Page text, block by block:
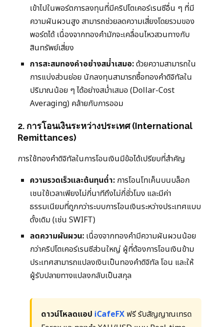
เข้าไปในพอร์ตการลงทุนที่มีคริปโตเคอร์เรนซีอื่น ๆ ที่มี
ความผันผวนสูง สามารถช่วยลดความเสี่ยงโดยรวมของ
พอร์ตได้ เนื่องจากทองคำมักจะเคลื่อนไหวสวนทางกับ
สินทรัพย์เสี่ยง
การสะสมทองคำอย่างสม่ำเสมอ:ด้วยความสามารถใน
การแบ่งส่วนย่อย นักลงทุนสามารถซื้อทองคำดิจิทัลใน
ปริมาณน้อย ๆ ได้อย่างสม่ำเสมอ (Dollar-Cost
Averaging) คล้ายกับการออม
2. การโอนเงินระหว่างประเทศ (International
Remittances)
การใช้ทองคำดิจิทัลในการโอนเงินมีข้อได้เปรียบที่สำคัญ
ความรวดเร็วและต้นทุนต่ำ: การโอนโทเค็นบนบล็อก
เชนใช้เวลาเพียงไม่กี่นาทีถึงไม่กี่ชั่วโมง และมีค่า
ธรรมเนียมที่ถูกกว่าระบบการโอนเงินระหว่างประเทศแบบ
ดั้งเดิม (เช่น SWIFT)
ลดความผันผวน: เนื่องจากทองคำมีความผันผวนน้อย
กว่าคริปโตเคอร์เรนซีส่วนใหญ่ ผู้ที่ต้องการโอนเงินข้าม
ประเทศสามารถแปลงเงินเป็นทองคำดิจิทัล โอน และให้
ผู้รับปลายทางแปลงกลับเป็นสกุล
ดาวน์โหลดแอป iCafeFXฟรี รับสัญญาณเทรด